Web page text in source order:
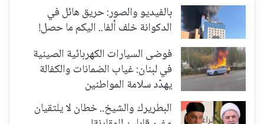
بالفيديو والصور: حريق هائل في
الدكوانة خلف ألفا.. اليكم ما حصل!
فوضى السيارات الكهربائية الصينية
في لبنان: غياب الضمانات والكفالة
يهدّد سلامة المواطنين
البطريرك والشيخ.. خطان لا يلتقيان